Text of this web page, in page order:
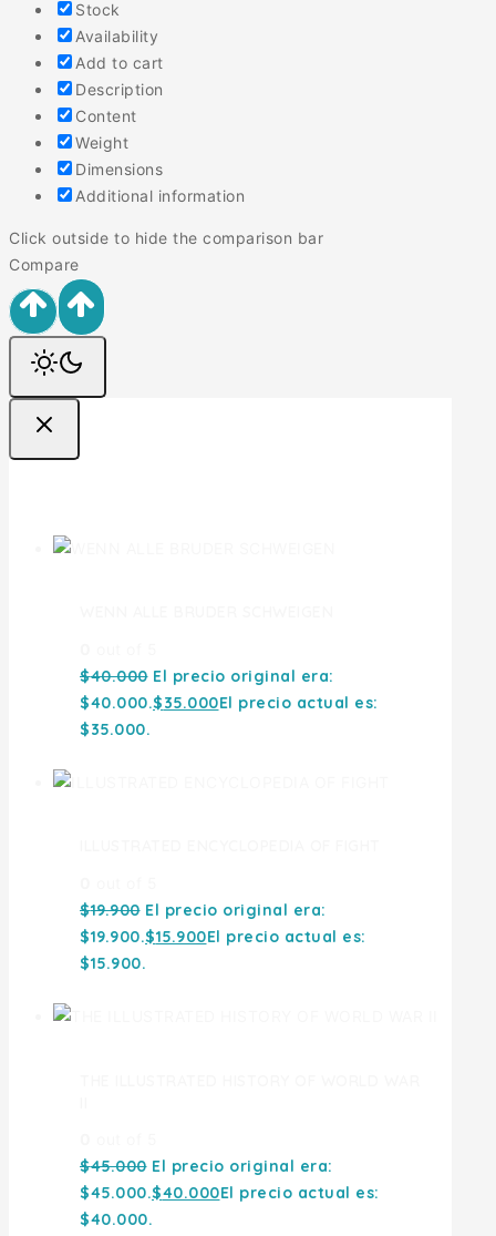
Stock
Availability
Add to cart
Description
Content
Weight
Dimensions
Additional information
Click outside to hide the comparison bar
Compare
$40.000 El precio original era:
$40.000.$35.000El precio actual es:
$35.000.
$19.900 El precio original era:
$19.900.$15.900El precio actual es:
$15.900.
$45.000 El precio original era:
$45.000.$40.000El precio actual es:
$40.000.